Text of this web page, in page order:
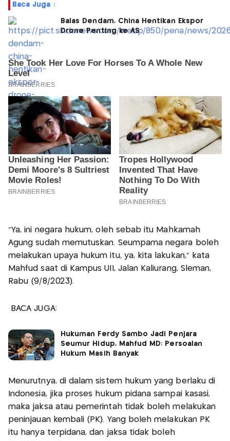
Baca Juga :
Balas Dendam, China Hentikan Ekspor
Drone Penting ke AS
"Ya, ini negara hukum, oleh sebab itu Mahkamah
Agung sudah memutuskan. Seumpama negara boleh
melakukan upaya hukum itu, ya, kita lakukan," kata
Mahfud saat di Kampus UII, Jalan Kaliurang, Sleman,
Rabu (9/8/2023).
BACA JUGA:
Hukuman Ferdy Sambo Jadi Penjara
Seumur Hidup, Mahfud MD: Persoalan
Hukum Masih Banyak
Menurutnya, di dalam sistem hukum yang berlaku di
Indonesia, jika proses hukum pidana sampai kasasi,
maka jaksa atau pemerintah tidak boleh melakukan
peninjauan kembali (PK). Yang boleh melakukan PK
itu hanya terpidana, dan jaksa tidak boleh